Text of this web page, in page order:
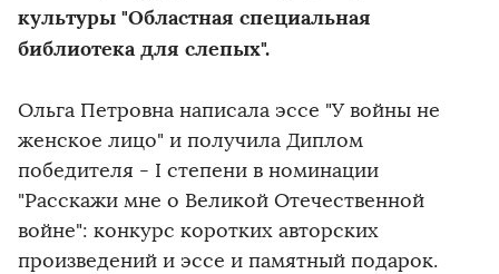
культуры "Областная специальная
библиотека для слепых".
Ольга Петровна написала эссе "У войны не
женское лицо" и получила Диплом
победителя - I степени в номинации
"Расскажи мне о Великой Отечественной
войне": конкурс коротких авторских
произведений и эссе и памятный подарок.